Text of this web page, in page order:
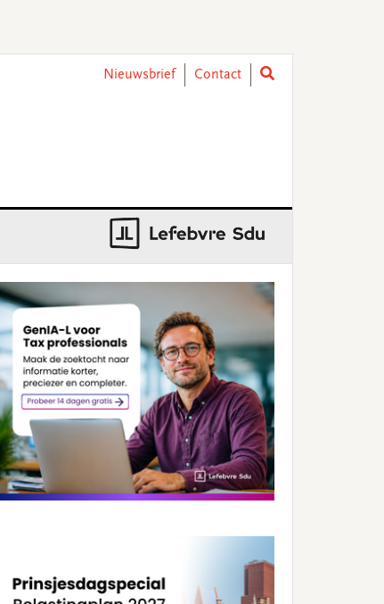
Nieuwsbrief
Contact